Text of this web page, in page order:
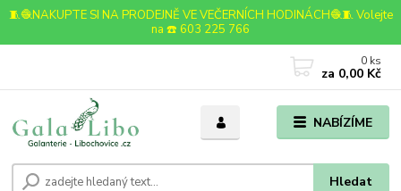
🧵🧶NAKUPTE SI NA PRODEJNĚ VE VEČERNÍCH HODINÁCH🧶🧵 Volejte
na ☎️ 603 225 766
NABÍZÍME
Hledat
0 ks
za 0,00 Kč